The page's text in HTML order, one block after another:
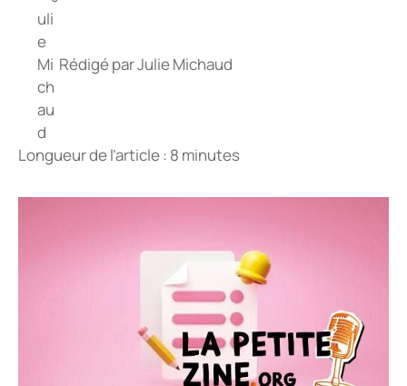
Rédigé parJulie Michaud
Longueur de l’article : 8 minutes